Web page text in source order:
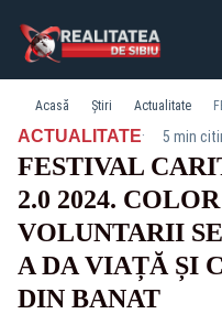
Acasă Știri Actualitate
ACTUALITATE· 5 min
FESTIVAL
2.0 2024.
VOLUNTARII
A DA VIAȚĂ ȘI
DIN BANAT